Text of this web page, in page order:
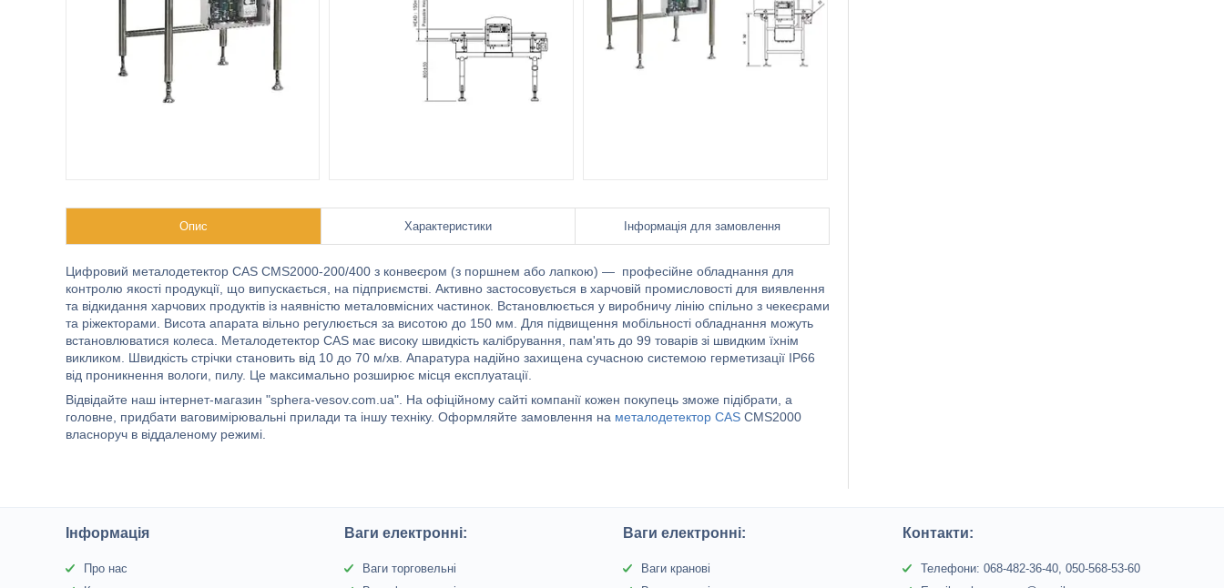
Опис Характеристики Інформація для замовлення
Цифровий металодетектор CAS CMS2000-200/400 з конвеєром (з поршнем або лапкою) — професійне обладнання для
контролю якості продукції, що випускається, на підприємстві. Активно застосовується в харчовій промисловості для виявлення
та відкидання харчових продуктів із наявністю металовмісних частинок. Встановлюється у виробничу лінію спільно з чекеєрами
та ріжекторами. Висота апарата вільно регулюється за висотою до 150 мм. Для підвищення мобільності обладнання можуть
встановлюватися колеса. Металодетектор CAS має високу швидкість калібрування, пам'ять до 99 товарів зі швидким їхнім
викликом. Швидкість стрічки становить від 10 до 70 м/хв. Апаратура надійно захищена сучасною системою герметизації IP66
від проникнення вологи, пилу. Це максимально розширює місця експлуатації.
Відвідайте наш інтернет-магазин "sphera-vesov.com.ua". На офіційному сайті компанії кожен покупець зможе підібрати, а
головне, придбати ваговимірювальні прилади та іншу техніку. Оформляйте замовлення на металодетектор CAS CMS2000
власноруч в віддаленому режимі.
Інформація
Про нас
Ваги електронні:
Ваги торговельні
Ваги електронні:
Ваги кранові
Контакти:
Телефони: 068-482-36-40, 050-568-53-60